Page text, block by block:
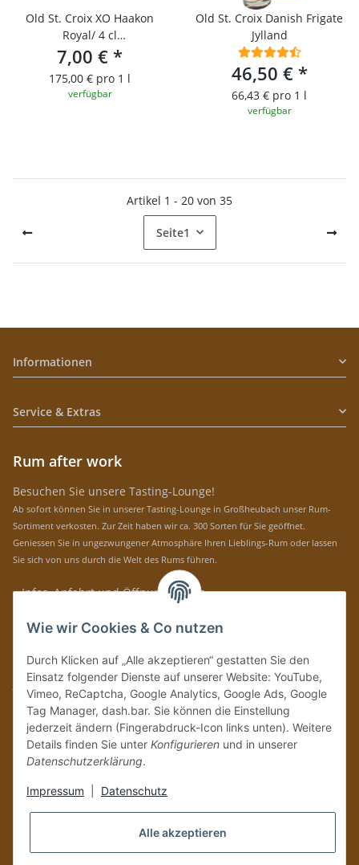
Old St. Croix XO Haakon
Royal/ 4 cl
Probierfläschchen
7,00 € *
175,00 € pro 1 l
verfügbar
Old St. Croix Danish Frigate
Jylland
46,50 € *
66,43 € pro 1 l
verfügbar
Artikel 1 - 20 von 35
Seite1
Informationen
Service & Extras
Rum after work
Besuchen Sie unsere Tasting-Lounge!
Ab sofort können Sie in unserer Tasting-Lounge in Großheubach unser Rum-
Sortiment verkosten. Zur Zeit haben wir ca. 300 Sorten für Sie geöffnet.
Geniessen Sie in ungezwungener Atmosphäre Ihren Lieblings-Rum oder lassen
Sie sich von uns durch die Welt des Rums führen.
» Infos, Anfahrt und Öffnungszeiten
Immer auf dem Laufenden mit unseren aktuellen Rum-News!
Bitte senden Sie mir entsprechend IhrerDatenschutzerklärung
regelmäßig und
jederzeit widerruflich Informationen zu Ihrem Produktsortiment per E-Mail zu.
Vertrag widerrufen
Wie wir Cookies & Co nutzen
Durch Klicken auf „Alle akzeptieren“ gestatten Sie den
Einsatz folgender Dienste auf unserer Website: YouTube,
Vimeo, ReCaptcha, Google Analytics, Google Ads, Google
Tag Manager, dash.bar. Sie können die Einstellung
jederzeit ändern (Fingerabdruck-Icon links unten). Weitere
Details finden Sie unter Konfigurieren und in unserer
Datenschutzerklärung.
Impressum Datenschutz
Alle akzeptieren